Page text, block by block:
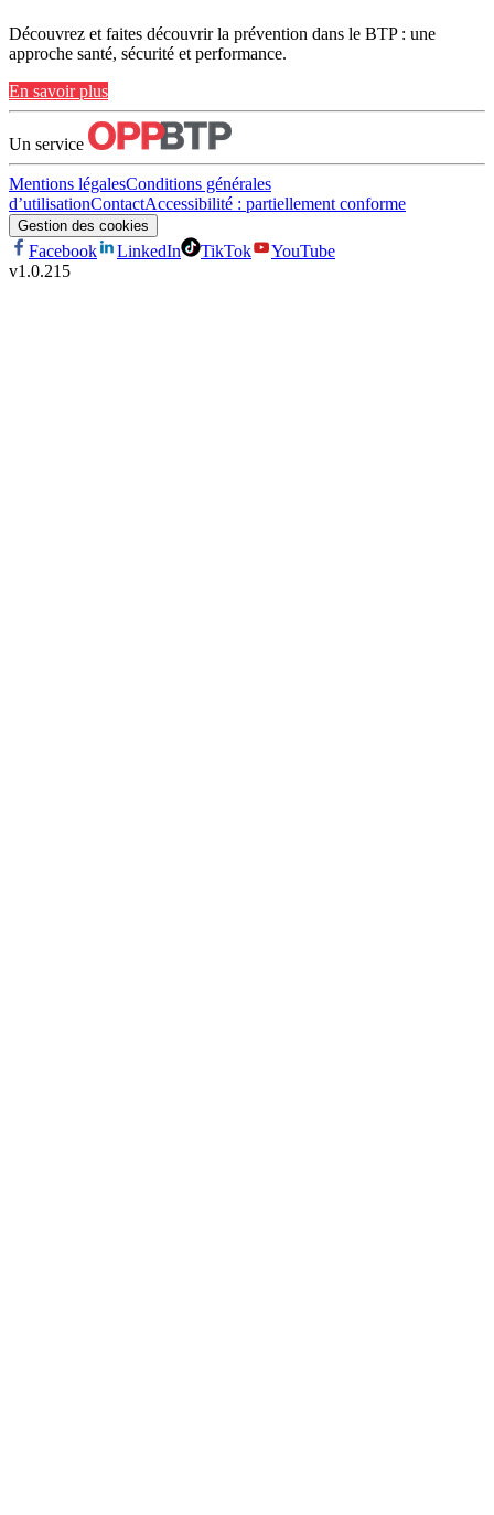
Découvrez et faites découvrir la prévention dans le BTP : une
approche santé, sécurité et performance.
En savoir plus
Un service
Mentions légalesConditions générales
d’utilisationContactAccessibilité : partiellement conforme
Gestion des cookies
Facebook LinkedIn TikTok
YouTube
v1.0.215